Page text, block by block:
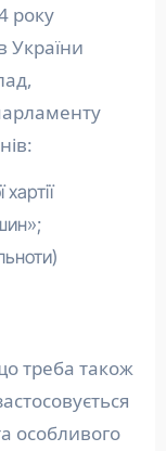
року
України
треба також
особливого